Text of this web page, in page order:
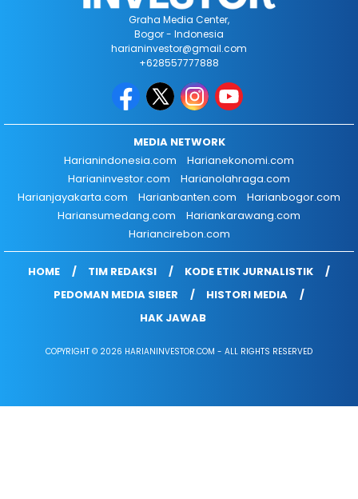
Graha Media Center,
Bogor - Indonesia
harianinvestor@gmail.com
+628557777888
MEDIA NETWORK
Harianindonesia.com
Harianekonomi.com
Harianinvestor.com
Harianolahraga.com
Harianjayakarta.com
Harianbanten.com
Harianbogor.com
Hariansumedang.com
Hariankarawang.com
Hariancirebon.com
HOME TIM REDAKSI
KODE ETIK JURNALISTIK
PEDOMAN MEDIA SIBER
HISTORI MEDIA
HAK JAWAB
COPYRIGHT © 2026 HARIANINVESTOR.COM - ALL RIGHTS RESERVED